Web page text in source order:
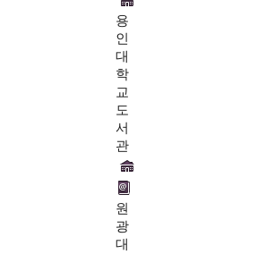
용
인
대
학
교
도
서
관
원
광
대